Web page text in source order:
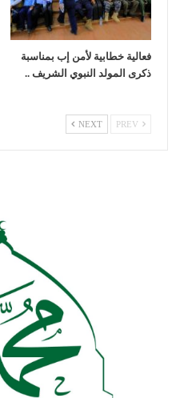
فعالية خطابية لأمن إب بمناسبة
ذكرى المولد النبوي الشريف ..
NEXT